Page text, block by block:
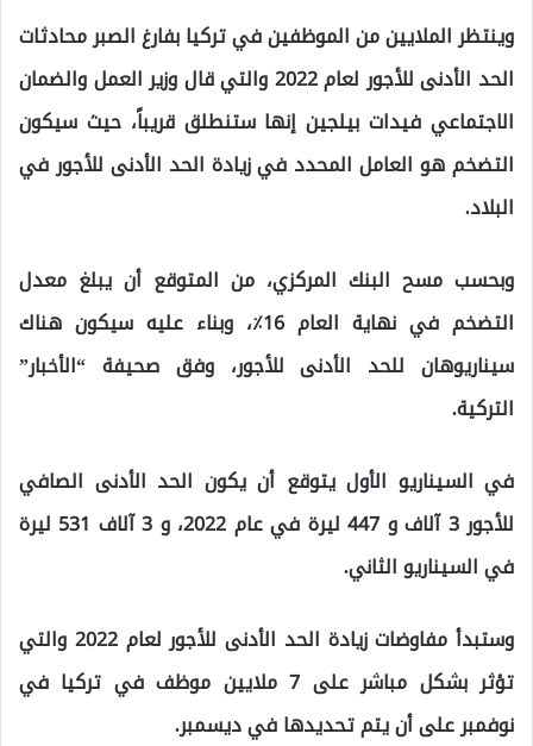
وينتظر الملايين من الموظفين في تركيا بفارغ الصبر محادثات
الحد الأدنى للأجور لعام 2022 والتي قال وزير العمل والضمان
الاجتماعي فيدات بيلجين إنها ستنطلق قريباً، حيث سيكون
التضخم هو العامل المحدد في زيادة الحد الأدنى للأجور في
البلاد.
وبحسب مسح البنك المركزي، من المتوقع أن يبلغ معدل
التضخم في نهاية العام 16٪، وبناء عليه سيكون هناك
سيناريوهان للحد الأدنى للأجور، وفق صحيفة “الأخبار”
التركية.
في السيناريو الأول يتوقع أن يكون الحد الأدنى الصافي
للأجور 3 آلاف و 447 ليرة في عام 2022، و 3 آلاف 531 ليرة
في السيناريو الثاني.
وستبدأ مفاوضات زيادة الحد الأدنى للأجور لعام 2022 والتي
تؤثر بشكل مباشر على 7 ملايين موظف في تركيا في
نوفمبر على أن يتم تحديدها في ديسمبر.